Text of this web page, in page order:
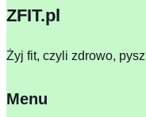
ZFIT.pl
Żyj fit, czyli zdrowo,
Menu